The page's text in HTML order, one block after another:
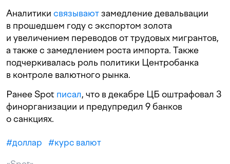
Аналитики связываютзамедление девальвации
в прошедшем году с экспортом золота
и увеличением переводов от трудовых мигрантов,
а также с замедлением роста импорта. Также
подчеркивалась роль политики Центробанка
в контроле валютного рынка.
Ранее Spot писал, что в декабре ЦБ оштрафовал 3
финорганизации и предупредил 9 банков
о санкциях.
#доллар #курс валют